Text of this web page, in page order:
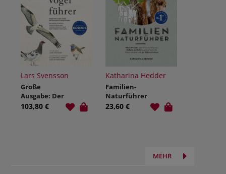
Lars Svensson
Große
Ausgabe: Der
Kosmos-
103,80 €
Katharina Hedder
Familien-
Naturführer
23,60 €
MEHR